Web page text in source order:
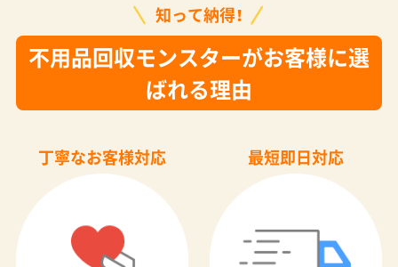
知って納得！
不用品回収モンスターがお客様に選
ばれる理由
丁寧なお客様対応 最短即日対応